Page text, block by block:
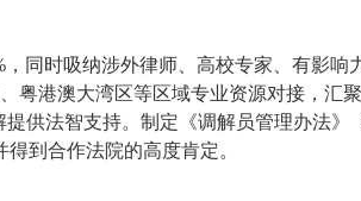
同时吸纳涉外律师、高校专家、有影响
粤港澳大湾区等区域专业资源对接，汇
供法智支持。制定《调解员管理办法》
到合作法院的高度肯定。